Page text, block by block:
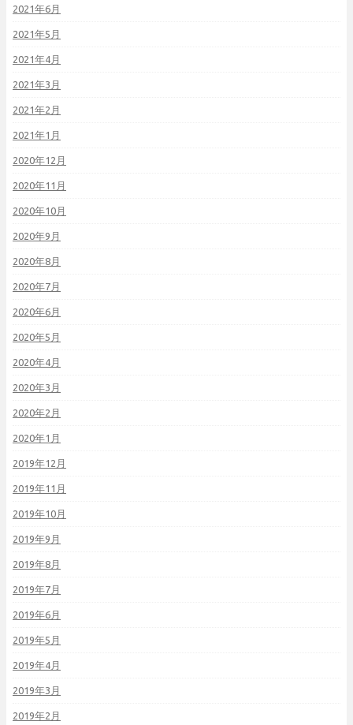
2021年6月
2021年5月
2021年4月
2021年3月
2021年2月
2021年1月
2020年12月
2020年11月
2020年10月
2020年9月
2020年8月
2020年7月
2020年6月
2020年5月
2020年4月
2020年3月
2020年2月
2020年1月
2019年12月
2019年11月
2019年10月
2019年9月
2019年8月
2019年7月
2019年6月
2019年5月
2019年4月
2019年3月
2019年2月